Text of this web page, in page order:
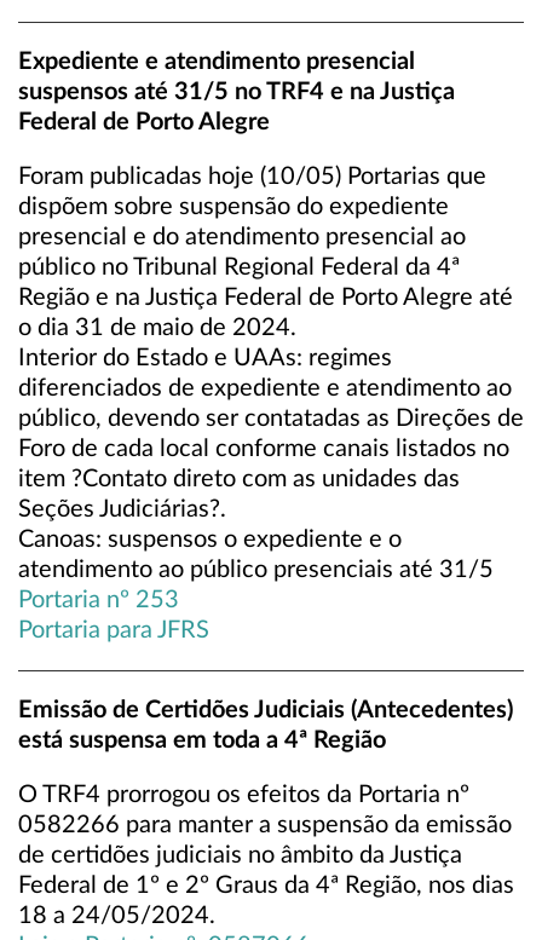
Expediente e atendimento presencial
suspensos até 31/5 no TRF4 e na Justiça
Federal de Porto Alegre
Foram publicadas hoje (10/05) Portarias que
dispõem sobre suspensão do expediente
presencial e do atendimento presencial ao
público no Tribunal Regional Federal da 4ª
Região e na Justiça Federal de Porto Alegre até
o dia 31 de maio de 2024.
Interior do Estado e UAAs: regimes
diferenciados de expediente e atendimento ao
público, devendo ser contatadas as Direções de
Foro de cada local conforme canais listados no
item ?Contato direto com as unidades das
Seções Judiciárias?.
Canoas: suspensos o expediente e o
atendimento ao público presenciais até 31/5
Portaria nº 253
Portaria para JFRS
Emissão de Certidões Judiciais (Antecedentes)
está suspensa em toda a 4ª Região
O TRF4 prorrogou os efeitos da Portaria nº
0582266 para manter a suspensão da emissão
de certidões judiciais no âmbito da Justiça
Federal de 1º e 2º Graus da 4ª Região, nos dias
18 a 24/05/2024.